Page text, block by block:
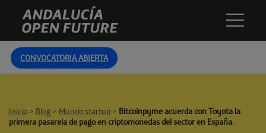
content
Andalucía
Open
Future
CONVOCATORIA ABIERTA
Inicio > Blog > Mundo startup > Bitcoinpyme acuerda con Toyota la
primera pasarela de pago en criptomonedas del sector en España.